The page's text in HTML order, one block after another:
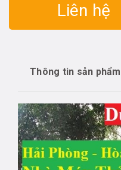
Liên hệ
Thông tin sản phẩm